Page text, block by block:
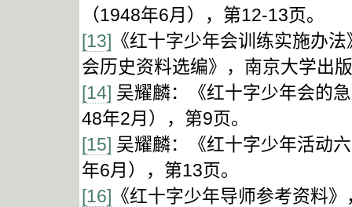
（1948年6月），第12-13页。
[13] 《红十字少年会训练实施办
会历史资料选编》，南京大学出
[14] 吴耀麟：《红十字少年会的
48年2月），第9页。
[15] 吴耀麟：《红十字少年活动
年6月），第13页。
[16] 《红十字少年导师参考资料